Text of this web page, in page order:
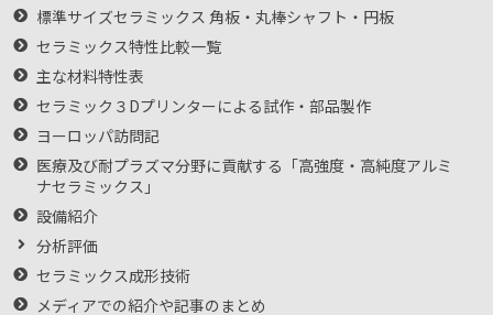
標準サイズセラミックス 角板・丸棒シャフト・円板
セラミックス特性比較一覧
主な材料特性表
セラミック３Dプリンターによる試作・部品製作
ヨーロッパ訪問記
医療及び耐プラズマ分野に貢献する「高強度・高純度アルミ
ナセラミックス」
設備紹介
分析評価
セラミックス成形技術
メディアでの紹介や記事のまとめ